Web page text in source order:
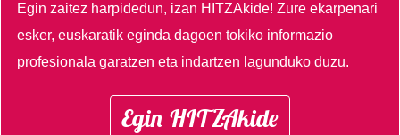
Egin zaitez harpidedun, izan HITZAkide!Zure ekarpenari
esker, euskaratik eginda dagoen tokiko informazio
profesionala garatzen eta indartzen lagunduko duzu.
Egin HITZAkide